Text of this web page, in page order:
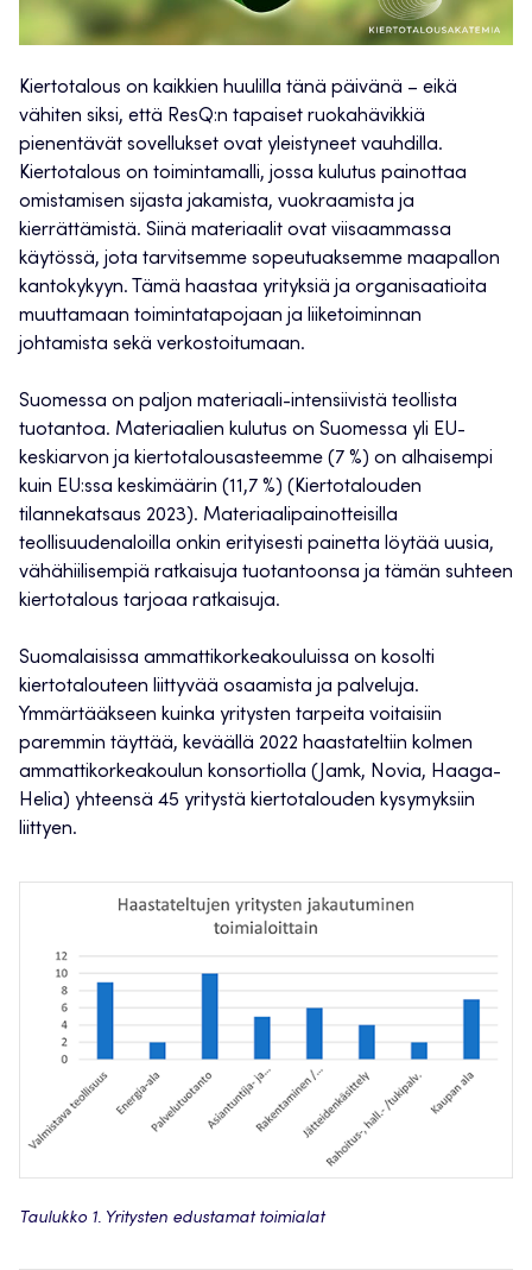
Kiertotalous on kaikkien huulilla tänä päivänä – eikä
vähiten siksi, että ResQ:n tapaiset ruokahävikkiä
pienentävät sovellukset ovat yleistyneet vauhdilla.
Kiertotalous on toimintamalli, jossa kulutus painottaa
omistamisen sijasta jakamista, vuokraamista ja
kierrättämistä. Siinä materiaalit ovat viisaammassa
käytössä, jota tarvitsemme sopeutuaksemme maapallon
kantokykyyn. Tämä haastaa yrityksiä ja organisaatioita
muuttamaan toimintatapojaan ja liiketoiminnan
johtamista sekä verkostoitumaan.
Suomessa on paljon materiaali-intensiivistä teollista
tuotantoa. Materiaalien kulutus on Suomessa yli EU-
keskiarvon ja kiertotalousasteemme (7 %) on alhaisempi
kuin EU:ssa keskimäärin (11,7 %) (Kiertotalouden
tilannekatsaus 2023). Materiaalipainotteisilla
teollisuudenaloilla onkin erityisesti painetta löytää uusia,
vähähiilisempiä ratkaisuja tuotantoonsa ja tämän suhteen
kiertotalous tarjoaa ratkaisuja.
Suomalaisissa ammattikorkeakouluissa on kosolti
kiertotalouteen liittyvää osaamista ja palveluja.
Ymmärtääkseen kuinka yritysten tarpeita voitaisiin
paremmin täyttää, keväällä 2022 haastateltiin kolmen
ammattikorkeakoulun konsortiolla (Jamk, Novia, Haaga-
Helia) yhteensä 45 yritystä kiertotalouden kysymyksiin
liittyen.
Taulukko 1. Yritysten edustamat toimialat